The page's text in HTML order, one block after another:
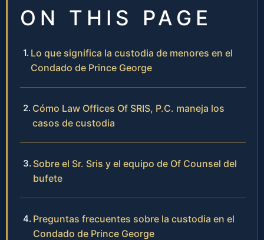
ON THIS PAGE
Lo que significa la custodia de menores en el
Condado de Prince George
Cómo Law Offices Of SRIS, P.C. maneja los
casos de custodia
Sobre el Sr. Sris y el equipo de Of Counsel del
bufete
Preguntas frecuentes sobre la custodia en el
Condado de Prince George